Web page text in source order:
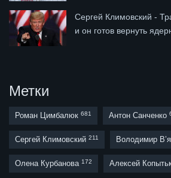
Сергей Климовский -
и он готов вернуть
Метки
Роман Цимбалюк 681 Антон Санченко
Сергей Климовский 211 Володимир
Олена Курбанова 172 Алексей